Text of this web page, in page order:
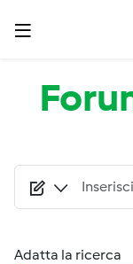
Salta al contenuto
Adatta la ricerca